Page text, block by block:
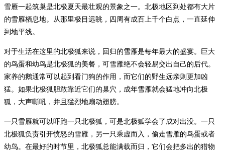
雪雁一起筑巢是北极夏天最壮观的景象之一。北极地区到处都有大片
的雪雁栖息地。从那里极目远眺，四周有成百上千个白点，一直延伸
到地平线。
对于生活在这里的北极狐来说，回归的雪雁是每年最大的盛宴。巨大
的鸟蛋和幼鸟是北极狐的美餐，可雪雁绝不会轻易交出自己的后代。
家养的鹅通常可以起到看门狗的作用，而它们的野生远亲则更加凶
猛。如果北极狐胆敢靠近它们的巢穴，成年雪雁就会猛地冲向北极
狐，大声嘶吼，并且猛烈地扇动翅膀。
一只雪雁就可以吓跑一只北极狐，可是北极狐学会了成对出没。一只
北极狐负责引开愤怒的雪雁，另一只乘虚而入，偷走雪雁的鸟蛋或者
幼鸟。在最好的时节里，北极狐总能满载而归，它们会把多出的猎物